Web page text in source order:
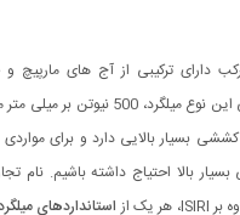
دارای ترکیبی از آج‌ های
مقاومت کششی این نوع میلگرد،
بسیار بالایی دارد و برای
بالا احتیاج داشته باشیم. نام
استانداردهای